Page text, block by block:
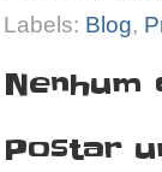
Labels: Blog,
Nenhum
Postar